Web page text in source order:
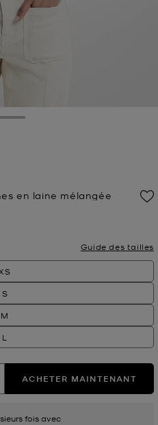
en laine mélangée
Guide des tailles
S
M
L
ACHETER MAINTENANT
fois avec